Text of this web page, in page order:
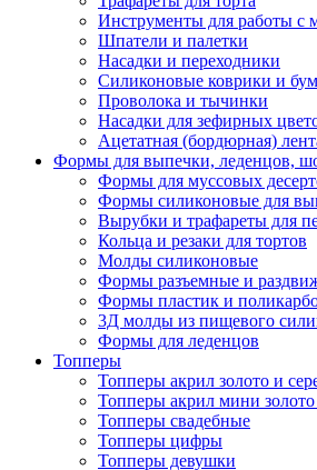
Инструменты для работы с
Шпатели и палетки
Насадки и переходники
Силиконовые коврики и
Проволока и тычинки
Насадки для зефирных
Ацетатная (бордюрная)
Формы для выпечки, леденцов,
Формы для муссовых
Формы силиконовые для
Вырубки и трафареты для
Кольца и резаки для тортов
Молды силиконовые
Формы разъемные и
Формы пластик и
3Д молды из пищевого
Формы для леденцов
Топперы
Топперы акрил золото и
Топперы акрил мини золото
Топперы свадебные
Топперы цифры
Топперы девушки